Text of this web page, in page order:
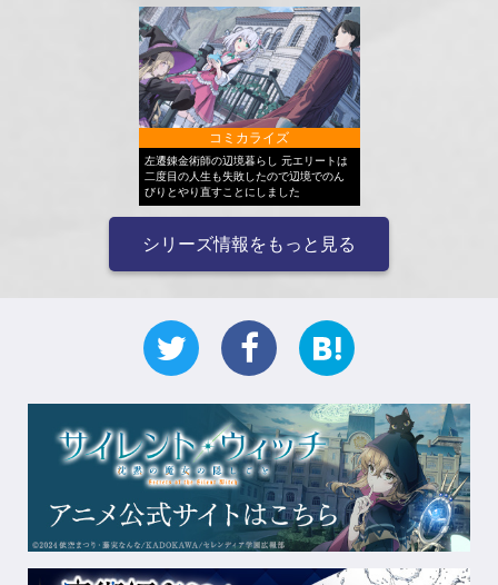
コミカライズ
左遷錬金術師の辺境暮らし 元エリートは
二度目の人生も失敗したので辺境でのん
びりとやり直すことにしました
シリーズ情報をもっと見る